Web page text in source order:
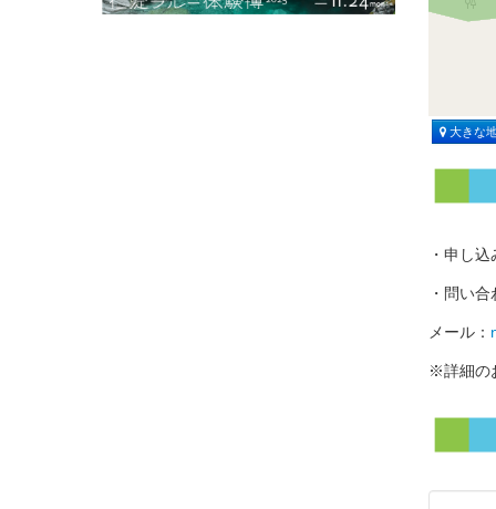
大きな
・申し込
・問い
メール：
※詳細の